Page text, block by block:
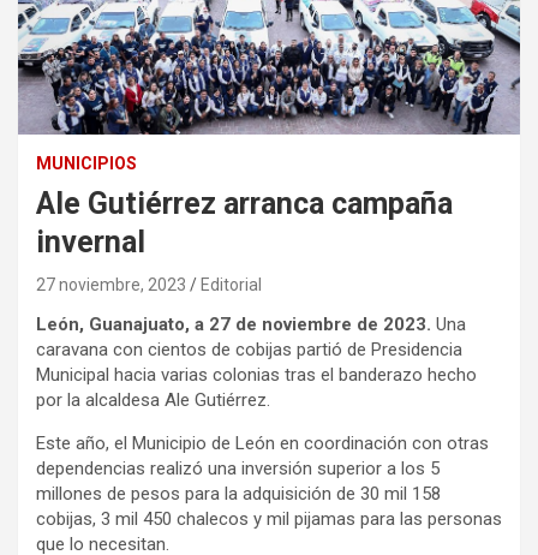
MUNICIPIOS
Ale Gutiérrez arranca campaña
invernal
27 noviembre, 2023 Editorial
León, Guanajuato, a 27 de noviembre de 2023. Una
caravana con cientos de cobijas partió de Presidencia
Municipal hacia varias colonias tras el banderazo hecho
por la alcaldesa Ale Gutiérrez.
Este año, el Municipio de León en coordinación con otras
dependencias realizó una inversión superior a los 5
millones de pesos para la adquisición de 30 mil 158
cobijas, 3 mil 450 chalecos y mil pijamas para las personas
que lo necesitan.